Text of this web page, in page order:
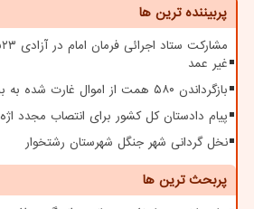
پربیننده ترین ها
غیر عمد
بازگرداندن ۵۸۰ همت از اموال غارت شده به بیت المال
پیام دادستان کل کشور برای انتصاب مجدد
نخل گردانی شهر جنگل شهرستان رشتخوار
پربحث ترین ها